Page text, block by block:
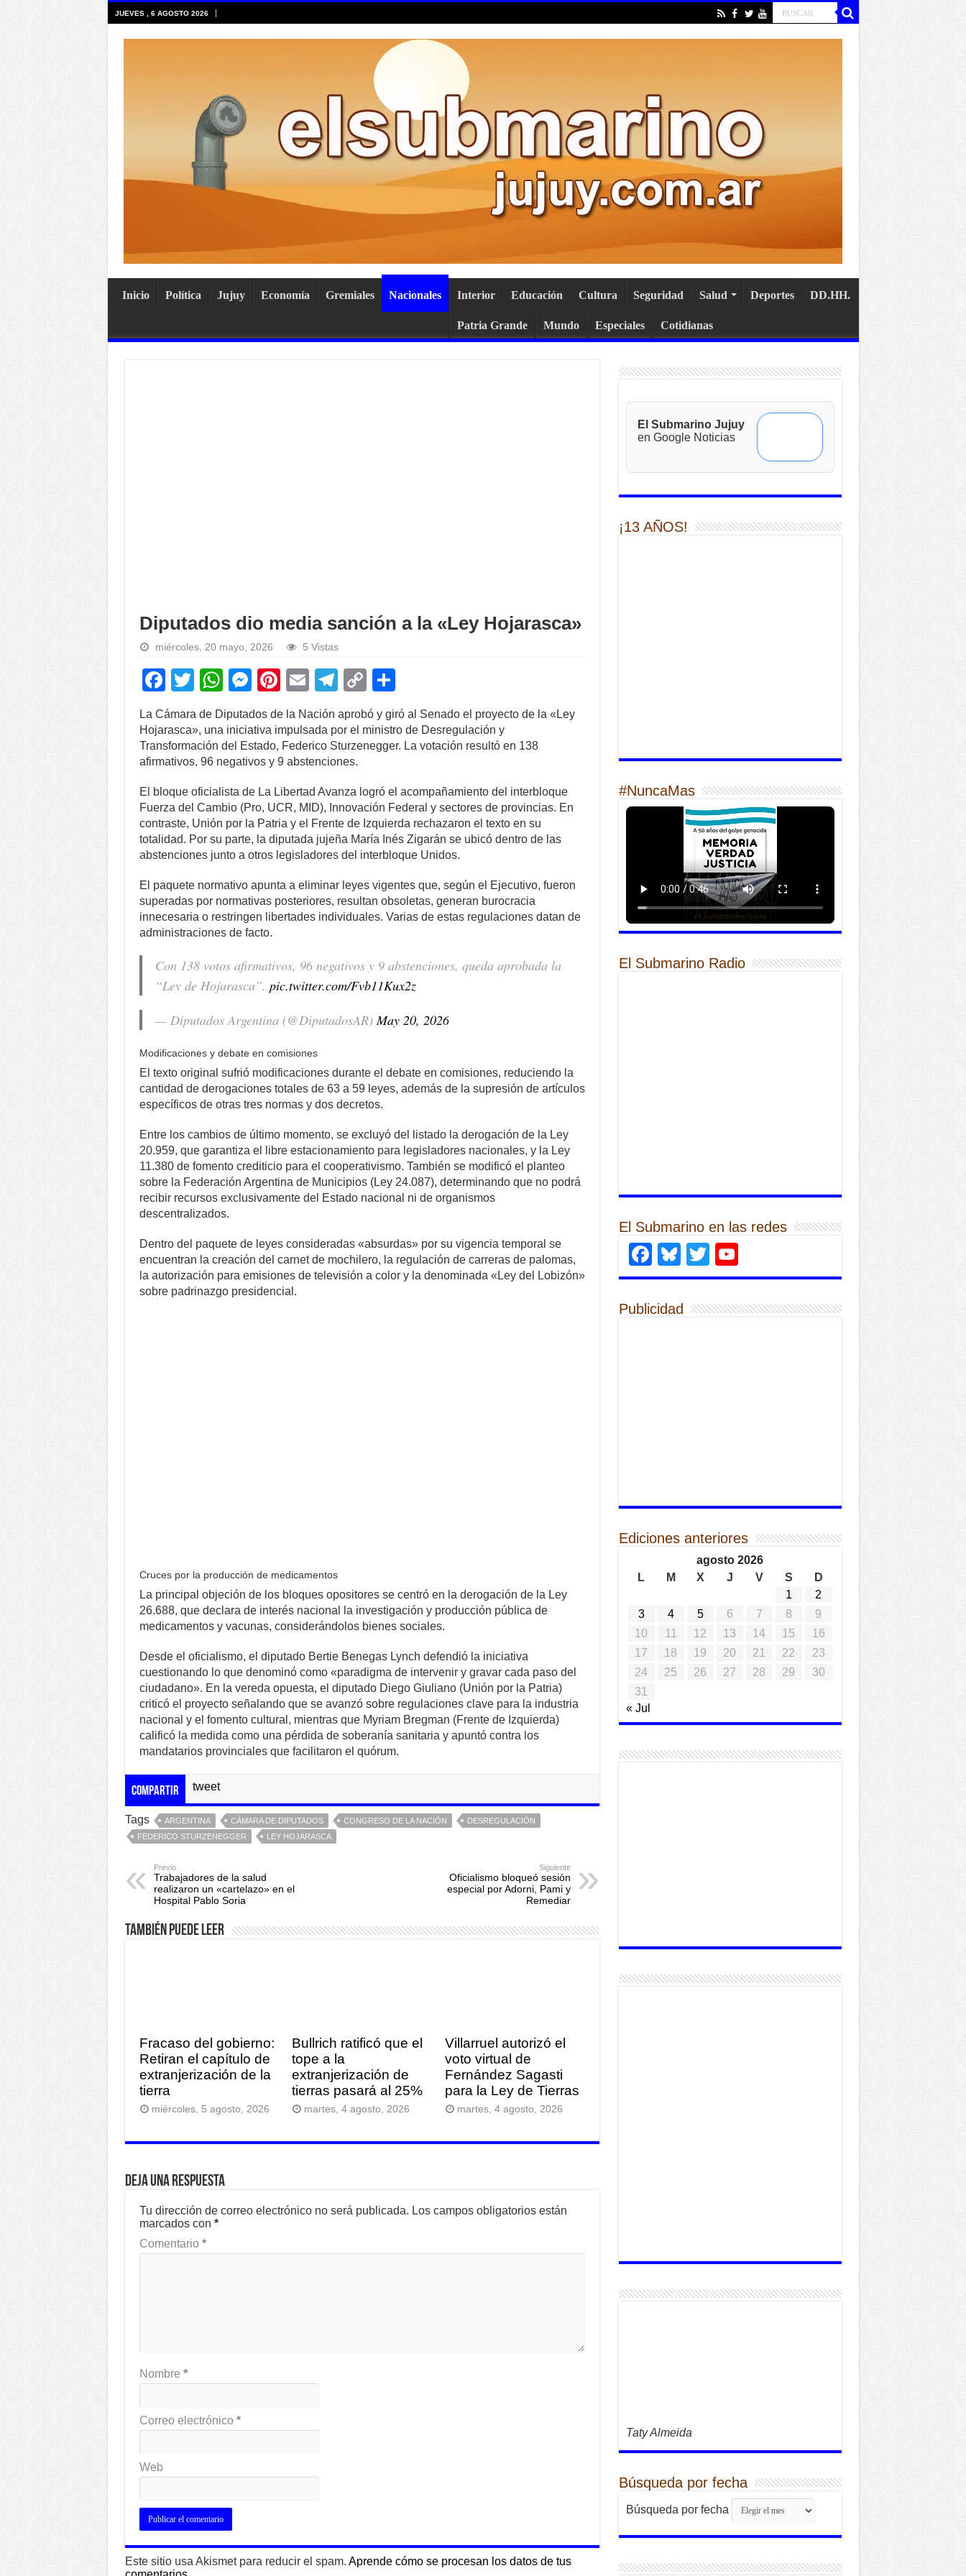
JUEVES , 6 AGOSTO 2026
Inicio Política Jujuy Economía Gremiales Nacionales Interior Educación Cultura Seguridad Salud Deportes DD.HH.
Patria Grande Mundo Especiales Cotidianas
Diputados dio media sanción a la «Ley Hojarasca»
miércoles, 20 mayo, 2026 5 Vistas
F
a
c
e
b
o
o
k
T
wi
tt
er
W
h
at
s
A
p
p
M
e
ss
e
n
g
er
Pi
nt
er
e
st
E
m
ail
T
e
gr
a
m
C
o
p
y
n
k
h
ar
e
La Cámara de Diputados de la Nación aprobó y giró al Senado el proyecto de la «Ley
Hojarasca», una iniciativa impulsada por el ministro de Desregulación y
Transformación del Estado, Federico Sturzenegger. La votación resultó en 138
afirmativos, 96 negativos y 9 abstenciones.
El bloque oficialista de La Libertad Avanza logró el acompañamiento del interbloque
Fuerza del Cambio (Pro, UCR, MID), Innovación Federal y sectores de provincias. En
contraste, Unión por la Patria y el Frente de Izquierda rechazaron el texto en su
totalidad. Por su parte, la diputada jujeña María Inés Zigarán se ubicó dentro de las
abstenciones junto a otros legisladores del interbloque Unidos.
El paquete normativo apunta a eliminar leyes vigentes que, según el Ejecutivo, fueron
superadas por normativas posteriores, resultan obsoletas, generan burocracia
innecesaria o restringen libertades individuales. Varias de estas regulaciones datan de
administraciones de facto.
Con 138 votos afirmativos, 96 negativos y 9 abstenciones, queda aprobada la
“Ley de Hojarasca”. pic.twitter.com/Fvb11Kux2z
— Diputados Argentina (@DiputadosAR)May 20, 2026
Modificaciones y debate en comisiones
El texto original sufrió modificaciones durante el debate en comisiones, reduciendo la
cantidad de derogaciones totales de 63 a 59 leyes, además de la supresión de artículos
específicos de otras tres normas y dos decretos.
Entre los cambios de último momento, se excluyó del listado la derogación de la Ley
20.959, que garantiza el libre estacionamiento para legisladores nacionales, y la Ley
11.380 de fomento crediticio para el cooperativismo. También se modificó el planteo
sobre la Federación Argentina de Municipios (Ley 24.087), determinando que no podrá
recibir recursos exclusivamente del Estado nacional ni de organismos
descentralizados.
Dentro del paquete de leyes consideradas «absurdas» por su vigencia temporal se
encuentran la creación del carnet de mochilero, la regulación de carreras de palomas,
la autorización para emisiones de televisión a color y la denominada «Ley del Lobizón»
sobre padrinazgo presidencial.
Cruces por la producción de medicamentos
La principal objeción de los bloques opositores se centró en la derogación de la Ley
26.688, que declara de interés nacional la investigación y producción pública de
medicamentos y vacunas, considerándolos bienes sociales.
Desde el oficialismo, el diputado Bertie Benegas Lynch defendió la iniciativa
cuestionando lo que denominó como «paradigma de intervenir y gravar cada paso del
ciudadano». En la vereda opuesta, el diputado Diego Giuliano (Unión por la Patria)
criticó el proyecto señalando que se avanzó sobre regulaciones clave para la industria
nacional y el fomento cultural, mientras que Myriam Bregman (Frente de Izquierda)
calificó la medida como una pérdida de soberanía sanitaria y apuntó contra los
mandatarios provinciales que facilitaron el quórum.
Compartir tweet
Tags ARGENTINA CÁMARA DE DIPUTADOS CONGRESO DE LA NACIÓN
DESREGULACIÓN
FEDERICO STURZENEGGER
LEY HOJARASCA
Previo
Trabajadores de la salud
realizaron un «cartelazo» en el
Hospital Pablo Soria
Siguiente
Oficialismo bloqueó sesión
especial por Adorni, Pami y
Remediar
También puede leer
Fracaso del gobierno:
Retiran el capítulo de
extranjerización de la
tierra
miércoles, 5 agosto, 2026
Bullrich ratificó que el
tope a la
extranjerización de
tierras pasará al 25%
martes, 4 agosto, 2026
Villarruel autorizó el
voto virtual de
Fernández Sagasti
para la Ley de Tierras
martes, 4 agosto, 2026
Deja una respuesta
Tu dirección de correo electrónico no será publicada. Los campos obligatorios están
marcados con *
Comentario *
Nombre *
Correo electrónico *
Web
Este sitio usa Akismet para reducir el spam. Aprende cómo se procesan los datos de tus
El Submarino Jujuy
en Google Noticias
¡13 AÑOS!
#NuncaMas
El Submarino Radio
El Submarino en las redes
Facebook
Bluesky
Twitter
Publicidad
Ediciones anteriores
agosto 2026
L
M X J V S
D
1
2
3
4 5 6 7 8
9
10
11 12 13 14 15
16
17
18 19 20 21 22
23
24
25 26 27 28 29
30
31
« Jul
Taty Almeida
Búsqueda por fecha
Búsqueda por fecha